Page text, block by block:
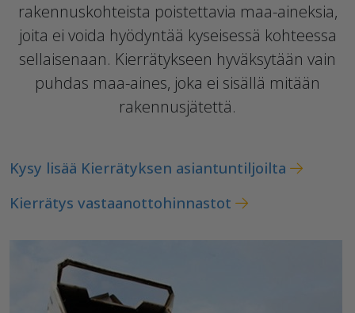
rakennuskohteista poistettavia maa-aineksia,
joita ei voida hyödyntää kyseisessä kohteessa
sellaisenaan. Kierrätykseen hyväksytään vain
puhdas maa-aines, joka ei sisällä mitään
rakennusjätettä.
Kysy lisää Kierrätyksen asiantuntiljoilta
Kierrätys vastaanottohinnastot